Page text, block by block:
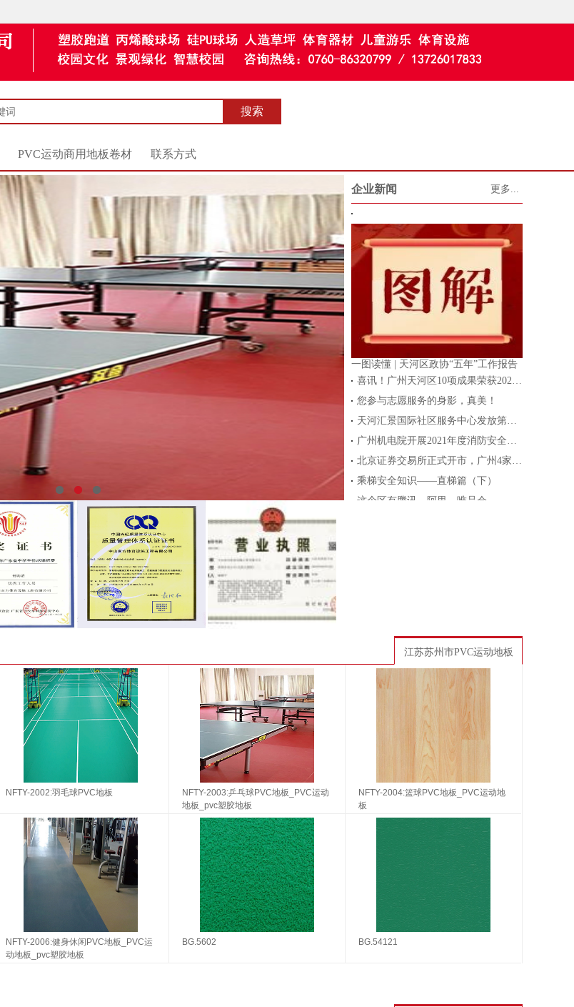
PVC运动商用地板卷材 联系方式
更多...
企业新闻
一图读懂 | 天河区政协“五年”工作报告
喜讯！广州天河区10项成果荣获2020年度国家科学技术奖
您参与志愿服务的身影，真美！
天河汇景国际社区服务中心发放第一张外国人工作许可证
广州机电院开展2021年度消防安全实践教育培训
北京证券交易所正式开市，广州4家企业上市交易
乘梯安全知识——直梯篇（下）
江苏苏州市PVC运动地板
NFTY-2002:羽毛球PVC地板
NFTY-2003:乒乓球PVC地板_PVC运动
地板_pvc塑胶地板
NFTY-2004:篮球PVC地板_PVC运动地
板
NFTY-2006:健身休闲PVC地板_PVC运
动地板_pvc塑胶地板
BG.5602 BG.54121